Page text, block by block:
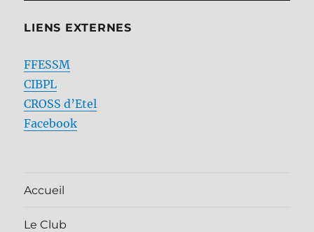
LIENS EXTERNES
FFESSM
CIBPL
CROSS d’Etel
Facebook
Accueil
Le Club